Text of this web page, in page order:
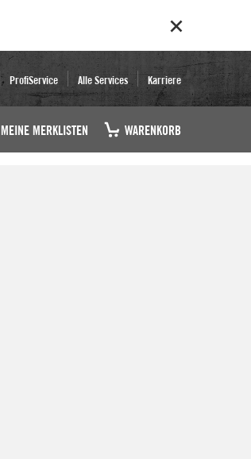
ProfiService Alle Services Karriere
MEINE MERKLISTEN WARENKORB